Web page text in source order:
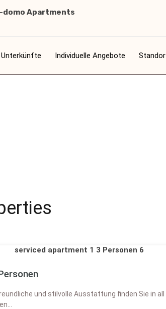
Individuelle Angebote
und stilvolle Ausstattung finden Sie in all